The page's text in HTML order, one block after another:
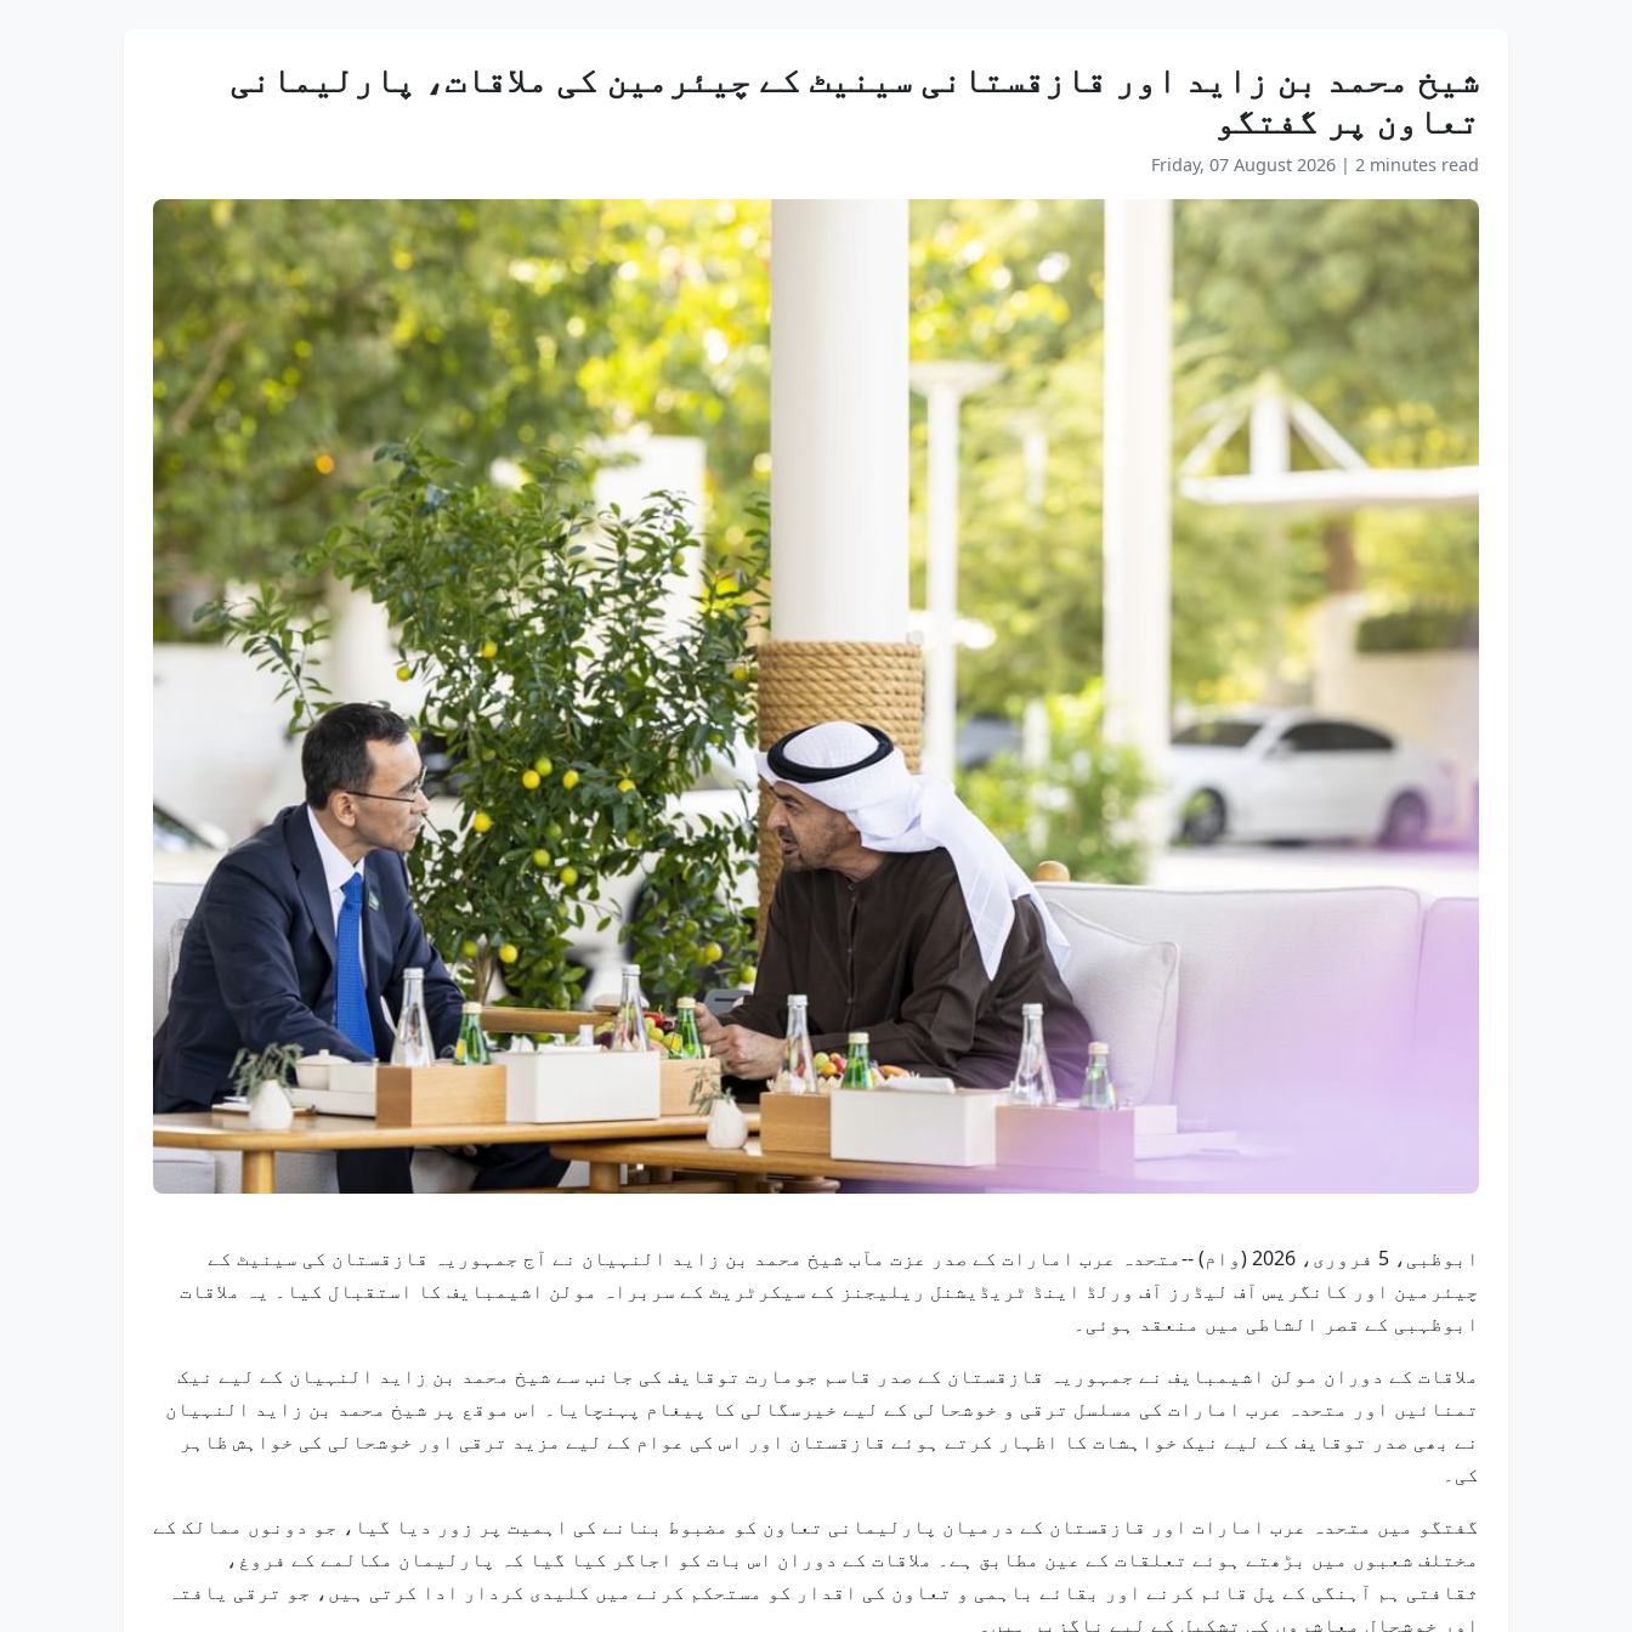
شیخ محمد بن زاید اور قازقستانی سینیٹ کے چیئرمین کی ملاقات، پارلیمانی
تعاون پر گفتگو
Friday, 07 August 2026 | 2 minutes read
ابوظبی، 5 فروری، 2026 (وام) --متحدہ عرب امارات کے صدر عزت مآب شیخ محمد بن زاید النہیان نے آج جمہوریہ قازقستان کی سینیٹ کے
چیئرمین اور کانگریس آف لیڈرز آف ورلڈ اینڈ ٹریڈیشنل ریلیجنز کے سیکرٹریٹ کے سربراہ مولن اشیمبایف کا استقبال کیا۔ یہ ملاقات
ابوظہبی کے قصر الشاطی میں منعقد ہوئی۔
ملاقات کے دوران مولن اشیمبایف نے جمہوریہ قازقستان کے صدر قاسم جومارت توقایف کی جانب سے شیخ محمد بن زاید النہیان کے لیے نیک
تمنائیں اور متحدہ عرب امارات کی مسلسل ترقی و خوشحالی کے لیے خیرسگالی کا پیغام پہنچایا۔ اس موقع پر شیخ محمد بن زاید النہیان
نے بھی صدر توقایف کے لیے نیک خواہشات کا اظہار کرتے ہوئے قازقستان اور اس کی عوام کے لیے مزید ترقی اور خوشحالی کی خواہش ظاہر
کی۔
گفتگو میں متحدہ عرب امارات اور قازقستان کے درمیان پارلیمانی تعاون کو مضبوط بنانے کی اہمیت پر زور دیا گیا، جو دونوں ممالک کے
مختلف شعبوں میں بڑھتے ہوئے تعلقات کے عین مطابق ہے۔ ملاقات کے دوران اس بات کو اجاگر کیا گیا کہ پارلیمان مکالمے کے فروغ،
ثقافتی ہم آہنگی کے پل قائم کرنے اور بقائے باہمی و تعاون کی اقدار کو مستحکم کرنے میں کلیدی کردار ادا کرتی ہیں، جو ترقی یافتہ
اور خوشحال معاشروں کی تشکیل کے لیے ناگزیر ہیں۔